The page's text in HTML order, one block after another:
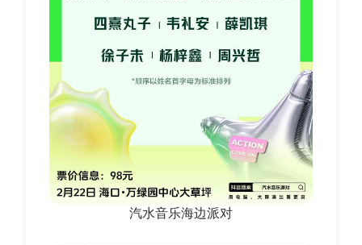
汽水音乐海边派对